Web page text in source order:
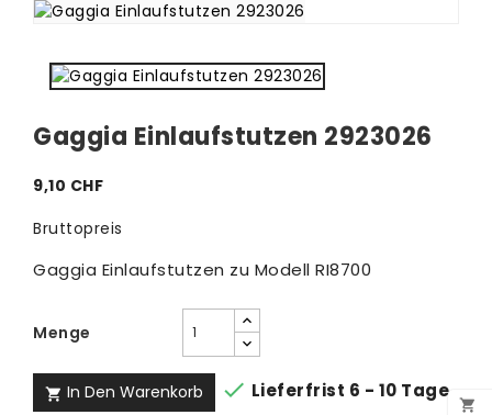

Gaggia Einlaufstutzen 2923026
9,10 CHF
Bruttopreis
Gaggia Einlaufstutzen zu Modell RI8700
Menge
 In Den Warenkorb  Lieferfrist 6 - 10 Tage